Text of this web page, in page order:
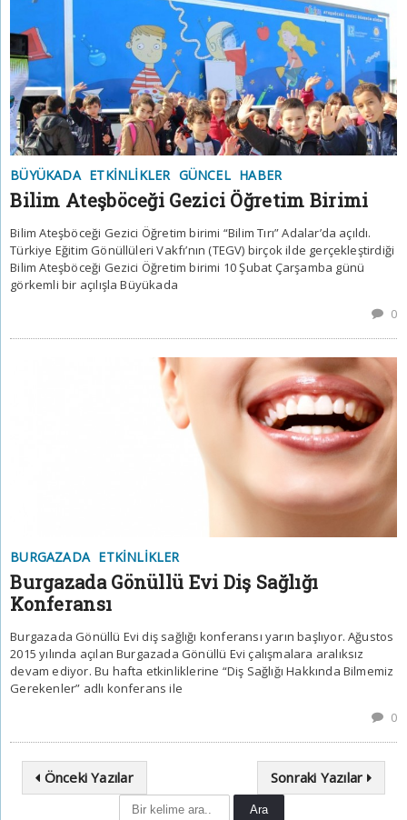
BÜYÜKADA ETKINLIKLER GÜNCEL HABER
Bilim Ateşböceği Gezici Öğretim Birimi
Bilim Ateşböceği Gezici Öğretim birimi “Bilim Tırı” Adalar’da açıldı.
Türkiye Eğitim Gönüllüleri Vakfı’nın (TEGV) birçok ilde gerçekleştirdiği
Bilim Ateşböceği Gezici Öğretim birimi 10 Şubat Çarşamba günü
görkemli bir açılışla Büyükada
0
BURGAZADA ETKINLIKLER
Burgazada Gönüllü Evi Diş Sağlığı
Konferansı
Burgazada Gönüllü Evi diş sağlığı konferansı yarın başlıyor. Ağustos
2015 yılında açılan Burgazada Gönüllü Evi çalışmalara aralıksız
devam ediyor. Bu hafta etkinliklerine “Diş Sağlığı Hakkında Bilmemiz
Gerekenler” adlı konferans ile
0
Önceki Yazılar Sonraki Yazılar